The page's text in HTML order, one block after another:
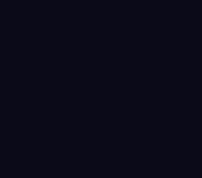
po
barier